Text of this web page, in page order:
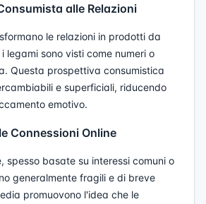
alle Relazioni
le relazioni in prodotti da
legami sono visti come numeri o
Questa prospettiva consumistica
e superficiali, riducendo
emotivo.
Connessioni Online
spesso basate su interessi comuni o
generalmente fragili e di breve
promuovono l'idea che le